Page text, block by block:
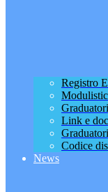
Registro
Link e
Codice
News